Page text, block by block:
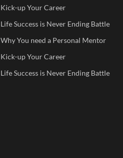
Kick-up Your Career
Life Success is Never Ending Battle
Why You need a Personal Mentor
Kick-up Your Career
Life Success is Never Ending Battle